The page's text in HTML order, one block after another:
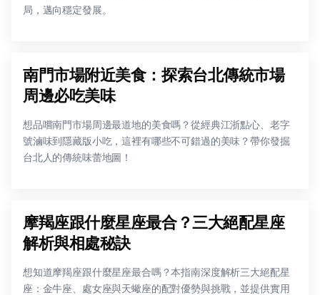
局，邁向穩定發展。
南門市場附近美食：探索台北傳統市場
周邊必吃美味
想品嚐南門市場周邊最道地的美食嗎？從經典江浙點心、老字
號滷味到隱藏版小吃，這裡有哪些不可錯過的美味？帶你發掘
台北人的傳統味蕾地圖！
摩羯座跟什麼星座最合？三大絕配星座
解析與相處秘訣
想知道摩羯座跟什麼星座最合嗎？本指南深度解析三大絕配星
座：金牛座、處女座與天蠍座的配對優勢與挑戰，並提供實用